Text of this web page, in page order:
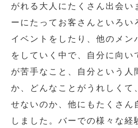
がれる大人にたくさん出会い
ーにたってお客さんといろい
イベントをしたり、他のメン
をしていく中で、自分に向い
が苦手なこと、自分という人
か、どんなことがうれしくて
せないのか、他にもたくさん
しました。バーでの様々な経